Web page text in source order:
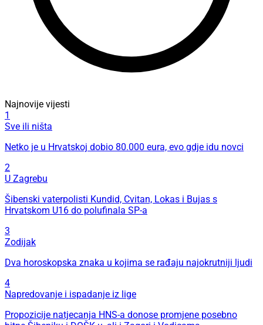
Najnovije vijesti
1
Sve ili ništa
Netko je u Hrvatskoj dobio 80.000 eura, evo gdje idu novci
2
U Zagrebu
Šibenski vaterpolisti Kundid, Cvitan, Lokas i Bujas s
Hrvatskom U16 do polufinala SP-a
3
Zodijak
Dva horoskopska znaka u kojima se rađaju najokrutniji ljudi
4
Napredovanje i ispadanje iz lige
Propozicije natjecanja HNS-a donose promjene posebno